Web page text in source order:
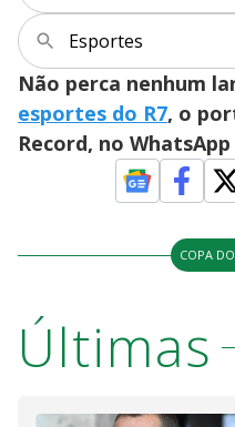
Esportes
Não perca nenhum
esportes do R7, o
Record, no WhatsApp
COPA
Últimas